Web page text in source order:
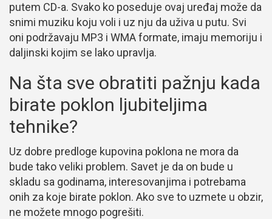
putem CD-a. Svako ko poseduje ovaj uređaj može da
snimi muziku koju voli i uz nju da uživa u putu. Svi
oni podržavaju MP3 i WMA formate, imaju memoriju i
daljinski kojim se lako upravlja.
Na šta sve obratiti pažnju kada
birate poklon ljubiteljima
tehnike?
Uz dobre predloge kupovina poklona ne mora da
bude tako veliki problem. Savet je da on bude u
skladu sa godinama, interesovanjima i potrebama
onih za koje birate poklon. Ako sve to uzmete u obzir,
ne možete mnogo pogrešiti.